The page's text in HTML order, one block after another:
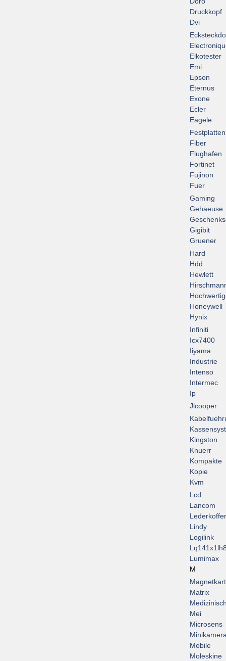
Druckkopf
Dvi
Elkotester
Emi
Epson
Eternus
Exone
Ecler
Eagele
Fiber
Flughafen
Fortinet
Fujinon
Fuer
Gaming
Gehaeuse
Gigibit
Gruener
Hard
Hdd
Hewlett
Honeywell
Hynix
Infiniti
Icx7400
Iiyama
Industrie
Intenso
Intermec
Ip
Jlcooper
Kingston
Knuerr
Kompakte
Kopie
Kvm
Lcd
Lancom
Lederkoffer
Lindy
Logilink
Lumimax
M
Matrix
Mei
Microsens
Mobile
Moleskine